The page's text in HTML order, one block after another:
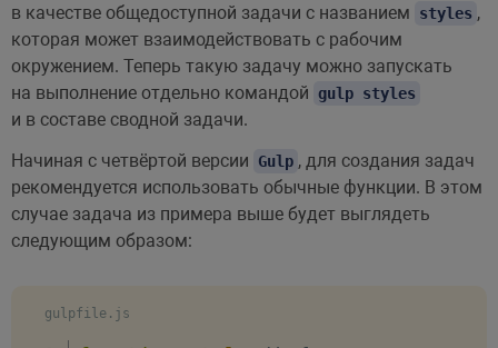
в качестве общедоступной задачи с названием
styles ,
которая может взаимодействовать с рабочим
окружением. Теперь такую задачу можно запускать
на выполнение отдельно командой gulp styles
и в составе сводной задачи.
Начиная с четвёртой версии
Gulp , для создания задач
рекомендуется использовать обычные функции. В этом
случае задача из примера выше будет выглядеть
следующим образом:
gulpfile.js